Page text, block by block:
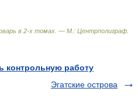
в 2-х томах. — М.: Центрполиграф
контрольную работу
Эгатские острова